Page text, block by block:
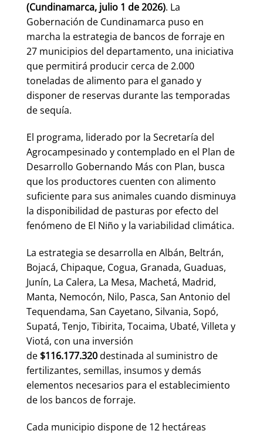
(Cundinamarca, julio 1 de 2026). La
Gobernación de Cundinamarca puso en
marcha la estrategia de bancos de forraje en
27 municipios del departamento, una iniciativa
que permitirá producir cerca de 2.000
toneladas de alimento para el ganado y
disponer de reservas durante las temporadas
de sequía.
El programa, liderado por la Secretaría del
Agrocampesinado y contemplado en el Plan de
Desarrollo Gobernando Más con Plan, busca
que los productores cuenten con alimento
suficiente para sus animales cuando disminuya
la disponibilidad de pasturas por efecto del
fenómeno de El Niño y la variabilidad climática.
La estrategia se desarrolla en Albán, Beltrán,
Bojacá, Chipaque, Cogua, Granada, Guaduas,
Junín, La Calera, La Mesa, Machetá, Madrid,
Manta, Nemocón, Nilo, Pasca, San Antonio del
Tequendama, San Cayetano, Silvania, Sopó,
Supatá, Tenjo, Tibirita, Tocaima, Ubaté, Villeta y
Viotá, con una inversión
de $116.177.320destinada al suministro de
fertilizantes, semillas, insumos y demás
elementos necesarios para el establecimiento
de los bancos de forraje.
Cada municipio dispone de 12 hectáreas